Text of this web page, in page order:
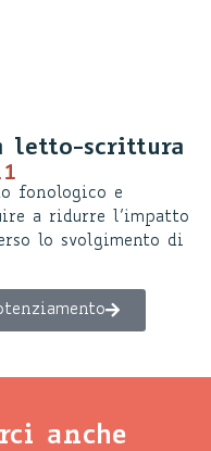
letto-scrittura
fonologico e
a ridurre l’impatto
lo svolgimento di
anche